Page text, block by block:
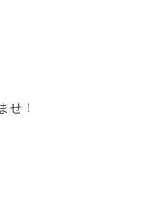
せ！